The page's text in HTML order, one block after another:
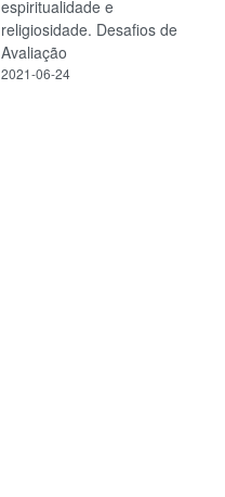
espiritualidade e
religiosidade. Desafios de
Avaliação
2021-06-24